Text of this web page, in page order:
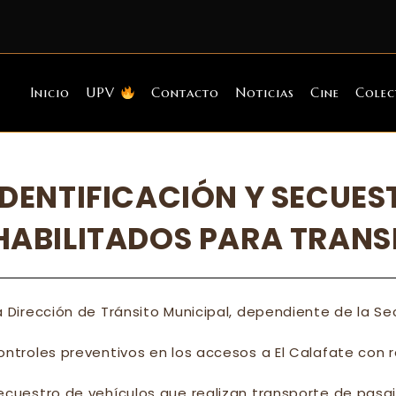
Inicio UPV Contacto Noticias Cine
Y
PARA
Dirección de Tránsito Municipal, dependiente de la
preventivos en los accesos a El Calafate